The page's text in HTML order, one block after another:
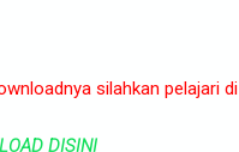
silahkan pelajari di
DISINI